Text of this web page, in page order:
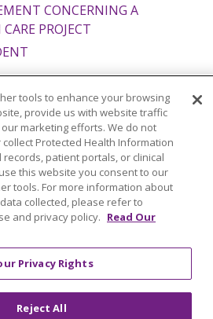
CONCERNING A
PROJECT
English Español
Italiano
Brasil 中文
Tagalog
한국어 عربى
РУССКИЙ
हिंदी ગુજરાતી
ភាសាខ្មែរ
tools to enhance your browsing
provide us with website traffic
marketing efforts. We do not
Protected Health Information
records, patient portals, or clinical
this website you consent to our
tools. For more information about
collected, please refer to
and privacy policy. Read Our
Privacy Rights
Reject All